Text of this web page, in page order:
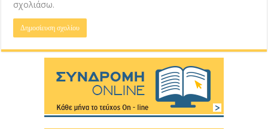
σχολιάσω.